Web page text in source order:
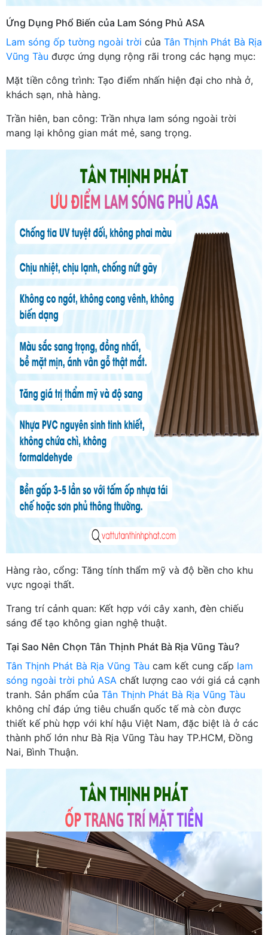
Ứng Dụng Phổ Biến của Lam Sóng Phủ ASA
Lam sóng ốp tường ngoài trời của Tân Thịnh Phát Bà Rịa
Vũng Tàu được ứng dụng rộng rãi trong các hạng mục:
Mặt tiền công trình: Tạo điểm nhấn hiện đại cho nhà ở,
khách sạn, nhà hàng.
Trần hiên, ban công: Trần nhựa lam sóng ngoài trời
mang lại không gian mát mẻ, sang trọng.
Hàng rào, cổng: Tăng tính thẩm mỹ và độ bền cho khu
vực ngoại thất.
Trang trí cảnh quan: Kết hợp với cây xanh, đèn chiếu
sáng để tạo không gian nghệ thuật.
Tại Sao Nên Chọn Tân Thịnh Phát Bà Rịa Vũng Tàu?
Tân Thịnh Phát Bà Rịa Vũng Tàu cam kết cung cấp lam
sóng ngoài trời phủ ASA chất lượng cao với giá cả cạnh
tranh. Sản phẩm của Tân Thịnh Phát Bà Rịa Vũng Tàu
không chỉ đáp ứng tiêu chuẩn quốc tế mà còn được
thiết kế phù hợp với khí hậu Việt Nam, đặc biệt là ở các
thành phố lớn như Bà Rịa Vũng Tàu hay TP.HCM, Đồng
Nai, Bình Thuận.